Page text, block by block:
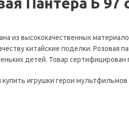
из высококачественных
китайские поделки. Розовая
детей. Товар
игрушки герои